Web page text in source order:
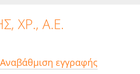
ΧΡ., Α.Ε.
εγγραφής